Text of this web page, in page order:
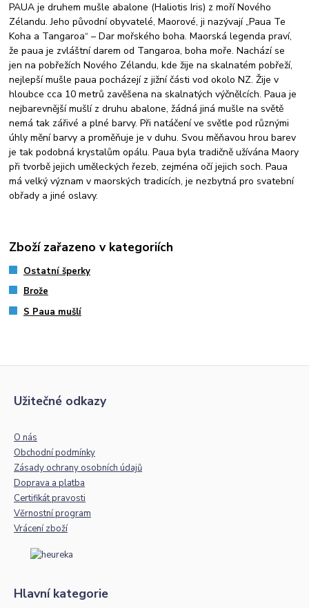
PAUA je druhem mušle abalone (Haliotis Iris) z moří Nového
Zélandu. Jeho původní obyvatelé, Maorové, ji nazývají „Paua Te
Koha a Tangaroa“ – Dar mořského boha. Maorská legenda praví,
že paua je zvláštní darem od Tangaroa, boha moře. Nachází se
jen na pobřežích Nového Zélandu, kde žije na skalnatém pobřeží,
nejlepší mušle paua pocházejí z jižní části vod okolo NZ. Žije v
hloubce cca 10 metrů zavěšena na skalnatých výčnělcích. Paua je
nejbarevnější mušlí z druhu abalone, žádná jiná mušle na světě
nemá tak zářivé a plné barvy. Při natáčení ve světle pod různými
úhly mění barvy a proměňuje je v duhu. Svou měňavou hrou barev
je tak podobná krystalům opálu. Paua byla tradičně užívána Maory
při tvorbě jejich uměleckých řezeb, zejména očí jejich soch. Paua
má velký význam v maorských tradicích, je nezbytná pro svatební
obřady a jiné oslavy.
Zboží zařazeno v kategoriích
Ostatní šperky
Brože
S Paua mušlí
Užitečné odkazy
O nás
Obchodní podmínky
Zásady ochrany osobních údajů
Doprava a platba
Certifikát pravosti
Věrnostní program
Vrácení zboží
Hlavní kategorie